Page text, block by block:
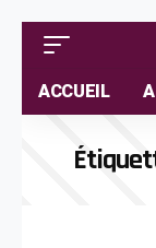
ACCUEIL